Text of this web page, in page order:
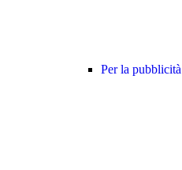
Per la pubblicità